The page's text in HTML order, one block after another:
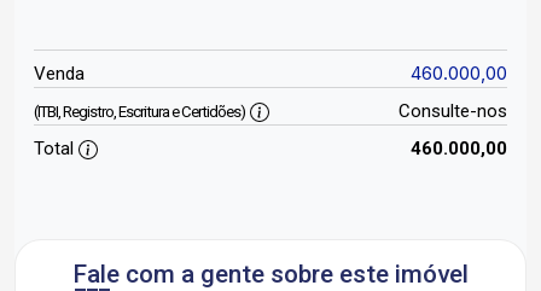
Venda 460.000,00
(ITBI, Registro, Escritura e Certidões)
Consulte-nos
Total
460.000,00
Fale com a gente sobre este imóvel